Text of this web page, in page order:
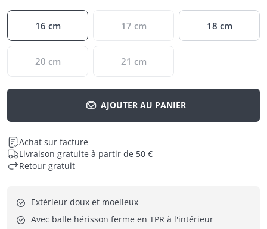
16 cm 17 cm 18 cm
20 cm 21 cm
AJOUTER AU PANIER
Achat sur facture
Livraison gratuite à partir de 50 €
Retour gratuit
Extérieur doux et moelleux
Avec balle hérisson ferme en TPR à l'intérieur